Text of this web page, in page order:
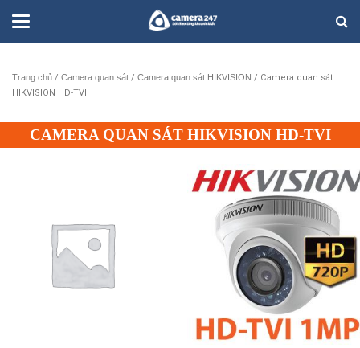
Trang chủ / Camera quan sát / Camera quan sát HIKVISION / Camera quan sát
HIKVISION HD-TVI
CAMERA QUAN SÁT HIKVISION HD-TVI